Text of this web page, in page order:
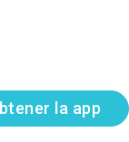
la app